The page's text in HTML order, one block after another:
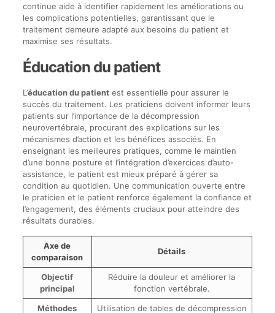
continue aide à identifier rapidement les améliorations ou
les complications potentielles, garantissant que le
traitement demeure adapté aux besoins du patient et
maximise ses résultats.
Éducation du patient
L’éducation du patientest essentielle pour assurer le
succès du traitement. Les praticiens doivent informer leurs
patients sur l’importance de la décompression
neurovertébrale, procurant des explications sur les
mécanismes d’action et les bénéfices associés. En
enseignant les meilleures pratiques, comme le maintien
d’une bonne posture et l’intégration d’exercices d’auto-
assistance, le patient est mieux préparé à gérer sa
condition au quotidien. Une communication ouverte entre
le praticien et le patient renforce également la confiance et
l’engagement, des éléments cruciaux pour atteindre des
résultats durables.
Axe de
comparaison
Détails
Objectif
principal
Réduire la douleur et améliorer la
fonction vertébrale.
Méthodes
Utilisation de tables de décompression